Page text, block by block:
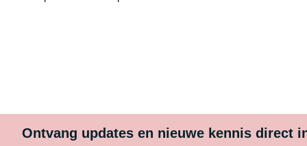
Ontvang updates en nieuwe kennis direct